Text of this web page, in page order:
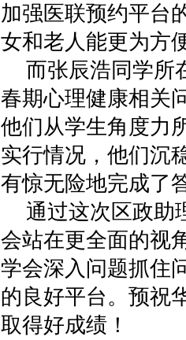
加强医联预约平台
女和老人能更为方
而张辰浩同学所
春期心理健康相关
他们从学生角度力
实行情况，他们沉
有惊无险地完成了
通过这次区政助
会站在更全面的视
学会深入问题抓住
的良好平台。预祝
取得好成绩！